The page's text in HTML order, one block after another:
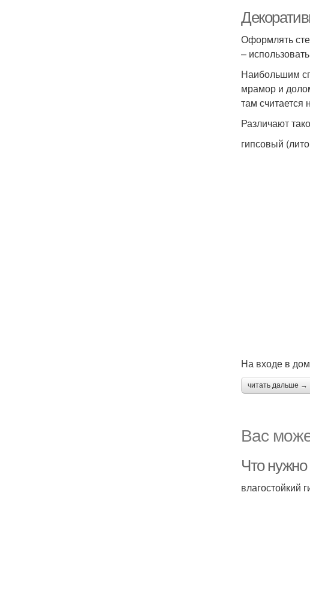
Оформлять
–
Наибольшим
мрамор и
там
Различают
гипсовый
На входе в
читать дальше →
Вас
Что нужно
влагостойкий